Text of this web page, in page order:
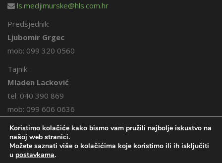
ls.medjimurske@hls.com.hr
Predsjednik:
Ljubomir Grgec
mob: 099 320 0560
Tajnik:
Mladen Lacković
tel: 040 390 869
mob: 099 606 0636
Koristimo kolačiće kako bismo vam pružili najbolje iskustvo na
našoj web stranici.
Možete saznati više o kolačićima koje koristimo ili ih isključiti
u postavkama.